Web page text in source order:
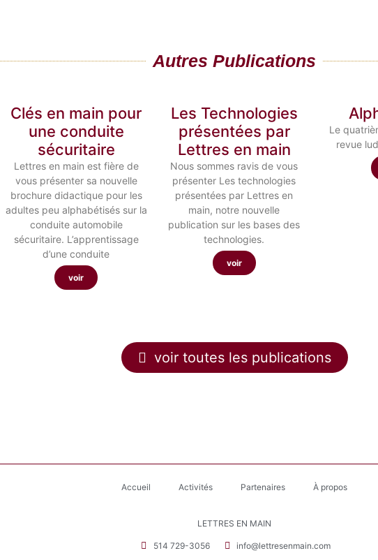
Autres Publications
Clés en main pour
une conduite
sécuritaire
Lettres en main est fière de
vous présenter sa nouvelle
brochure didactique pour les
adultes peu alphabétisés sur la
conduite automobile
sécuritaire. L’apprentissage
d’une conduite
voir
Les Technologies
présentées par
Lettres en main
Nous sommes ravis de vous
présenter Les technologies
présentées par Lettres en
main, notre nouvelle
publication sur les bases des
technologies.
voir
Le
revue
voir toutes les publications
Accueil Activités Partenaires À propos
LETTRES EN MAIN
514 729-3056 info@lettresenmain.com